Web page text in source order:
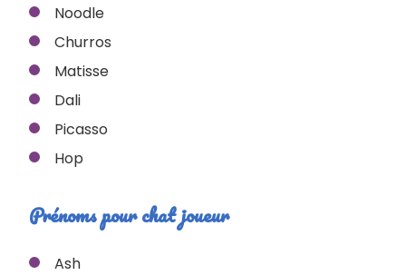
Noodle
Churros
Matisse
Dali
Picasso
Hop
Prénoms pour chat joueur
Ash